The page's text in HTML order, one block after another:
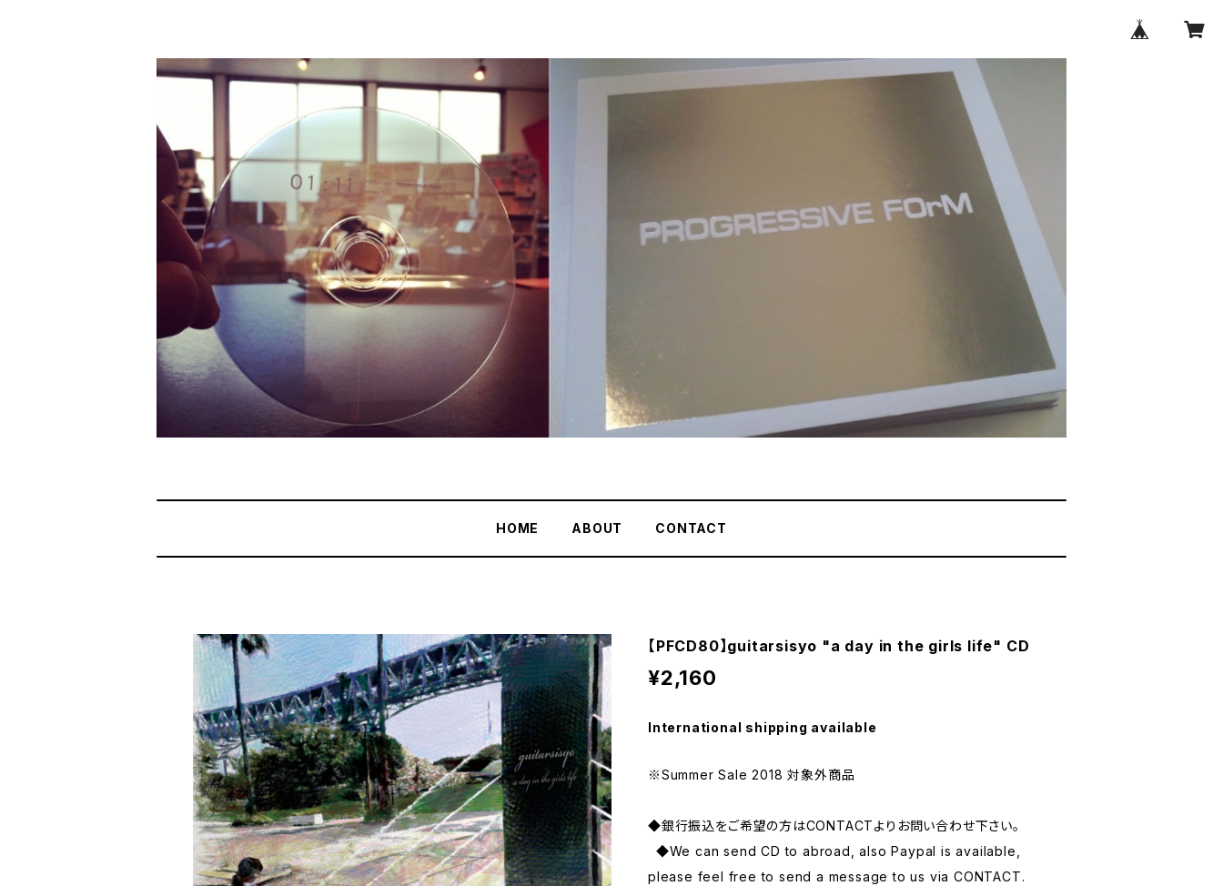
HOME ABOUT CONTACT
【PFCD80】guitarsisyo "a day in the girls life" CD
¥2,160
International shipping available
※Summer Sale 2018 対象外商品
◆銀行振込をご希望の方はCONTACTよりお問い合わせ下さい。
◆We can send CD to abroad, also Paypal is available,
please feel free to send a message to us via CONTACT.